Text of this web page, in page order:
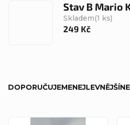
Stav B Mario
Skladem(1 ks)
249 Kč
DOPORUČUJEMENEJLEVNĚJŠÍ